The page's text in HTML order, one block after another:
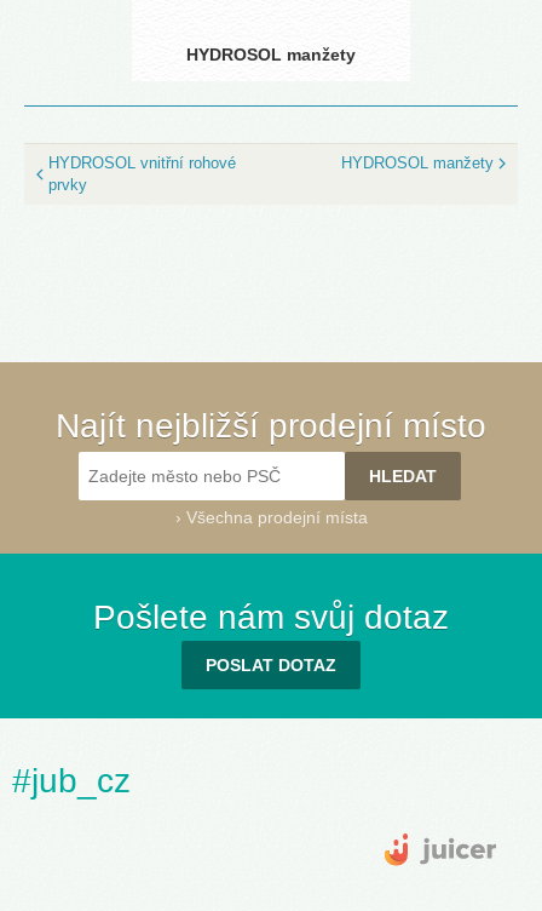
HYDROSOL manžety
HYDROSOL vnitřní rohové
prvky
HYDROSOL manžety
Najít nejbližší prodejní místo
› Všechna prodejní místa
Pošlete nám svůj dotaz
POSLAT DOTAZ
#jub_cz